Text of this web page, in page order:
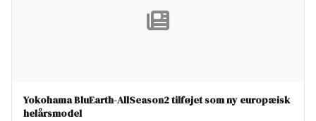
Yokohama BluEarth-AllSeason2 tilføjet som ny europæisk
helårsmodel